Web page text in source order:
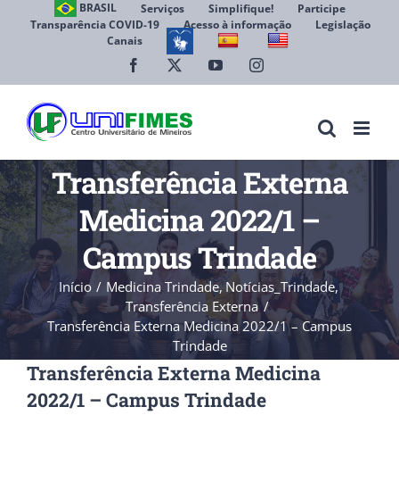
BRASIL Serviços Simplifique!
Participe
Transparência COVID-19
Acesso à informação
Legislação
Canais
Facebook YouTubeInstagram
Transferência Externa
Medicina 2022/1 –
Campus Trindade
Início Medicina Trindade Notícias_Trindade
Transferência Externa
Transferência Externa Medicina 2022/1 – Campus
Trindade
Transferência Externa Medicina
2022/1 – Campus Trindade